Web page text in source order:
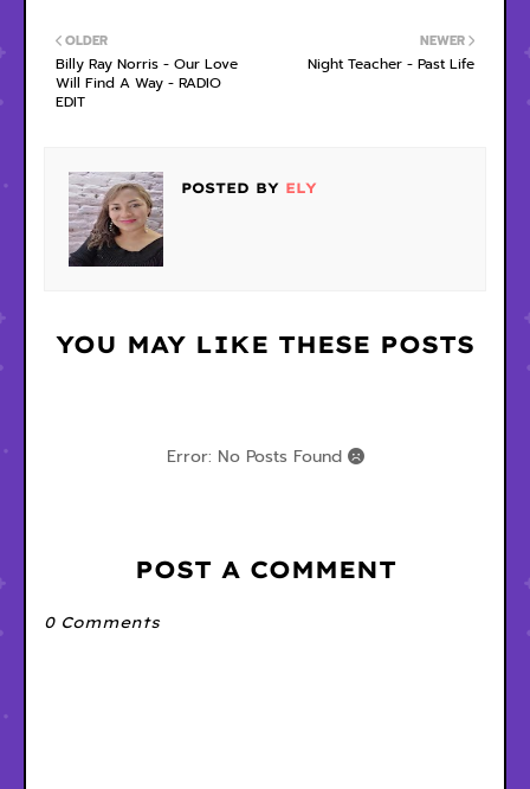
NEWER
Night Teacher - Past Life
OLDER
Billy Ray Norris - Our Love
Will Find A Way - RADIO
EDIT
POSTED BY ELY
YOU MAY LIKE THESE POSTS
Error: No Posts Found
POST A COMMENT
0 Comments